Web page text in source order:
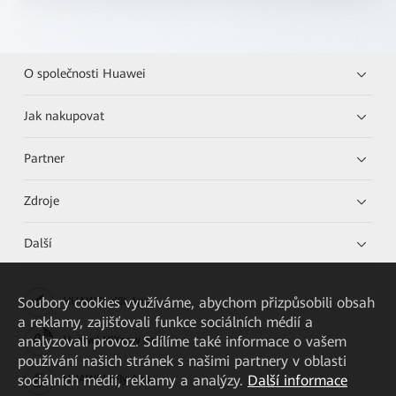
O společnosti Huawei
Jak nakupovat
Partner
Zdroje
Další
HUAWEI eKit App
Huawei HiKnow App
HUAWEI eFly App
Soubory cookies využíváme, abychom přizpůsobili obsah
a reklamy, zajišťovali funkce sociálních médií a
analyzovali provoz. Sdílíme také informace o vašem
používání našich stránek s našimi partnery v oblasti
sociálních médií, reklamy a analýzy. Další informace